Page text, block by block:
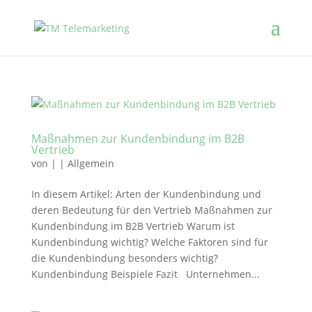
Maßnahmen zur Kundenbindung im B2B
Vertrieb
von | | Allgemein
In diesem Artikel: Arten der Kundenbindung und
deren Bedeutung für den Vertrieb Maßnahmen zur
Kundenbindung im B2B Vertrieb Warum ist
Kundenbindung wichtig? Welche Faktoren sind für
die Kundenbindung besonders wichtig?
Kundenbindung Beispiele Fazit Unternehmen...